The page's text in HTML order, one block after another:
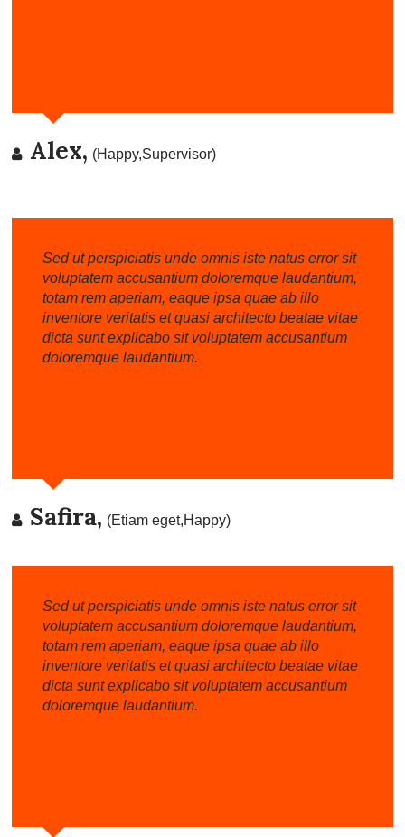
Alex, (Happy,Supervisor)
Sed ut perspiciatis unde omnis iste natus error sit
voluptatem accusantium doloremque laudantium,
totam rem aperiam, eaque ipsa quae ab illo
inventore veritatis et quasi architecto beatae vitae
dicta sunt explicabo sit voluptatem accusantium
doloremque laudantium.
Safira, (Etiam eget,Happy)
Sed ut perspiciatis unde omnis iste natus error sit
voluptatem accusantium doloremque laudantium,
totam rem aperiam, eaque ipsa quae ab illo
inventore veritatis et quasi architecto beatae vitae
dicta sunt explicabo sit voluptatem accusantium
doloremque laudantium.